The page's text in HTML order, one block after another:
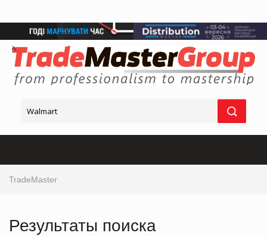
TradeMaster
Результаты поиска